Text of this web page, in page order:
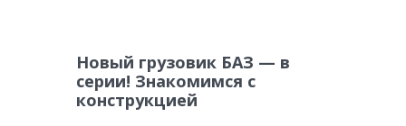
Новый грузовик БАЗ — в
серии! Знакомимся с
конструкцией